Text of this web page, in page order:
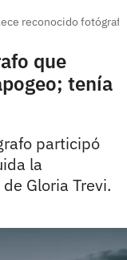
reconocido
que
tenía
participó
la
Gloria Trevi.